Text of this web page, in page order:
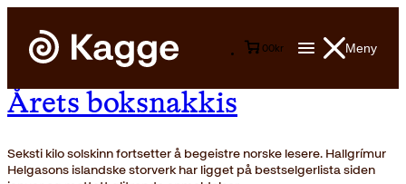
Meny
00kr
Årets boksnakkis
Seksti kilo solskinn fortsetter å begeistre norske lesere. Hallgrímur
Helgasons islandske storverk har ligget på bestselgerlista siden